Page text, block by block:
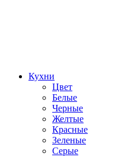
Кухни
Цвет
Белые
Черные
Желтые
Красные
Зеленые
Серые